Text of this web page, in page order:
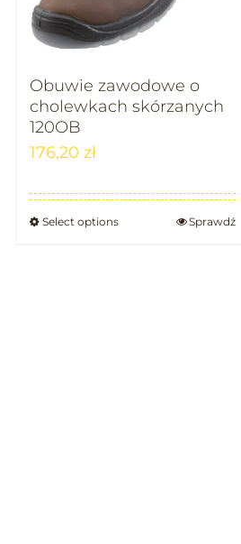
Obuwie zawodowe o
cholewkach skórzanych
120OB
176,20 zł
Select options Sprawdź